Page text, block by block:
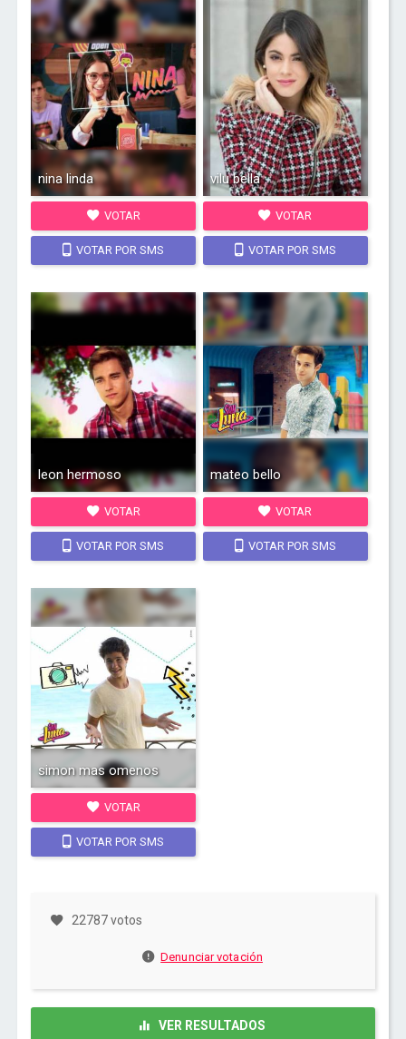
nina linda
VOTAR
VOTAR POR SMS
vilu bella
VOTAR
VOTAR POR SMS
leon hermoso
VOTAR
VOTAR POR SMS
mateo bello
VOTAR
VOTAR POR SMS
simon mas omenos
VOTAR
VOTAR POR SMS
22787 votos
Denunciar votación
VER RESULTADOS